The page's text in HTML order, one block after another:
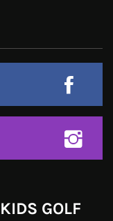
GOLF